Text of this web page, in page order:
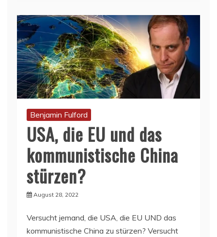
Benjamin Fulford
USA, die EU und das
kommunistische China
stürzen?
August 28, 2022
Versucht jemand, die USA, die EU UND das
kommunistische China zu stürzen? Versucht